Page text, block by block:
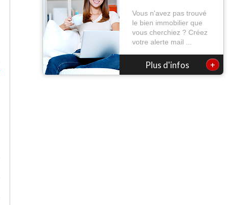
Vous n'avez pas trouvé
le bien immobilier que
vous cherchiez ? Créez
votre alerte mail ...
Plus d'infos +